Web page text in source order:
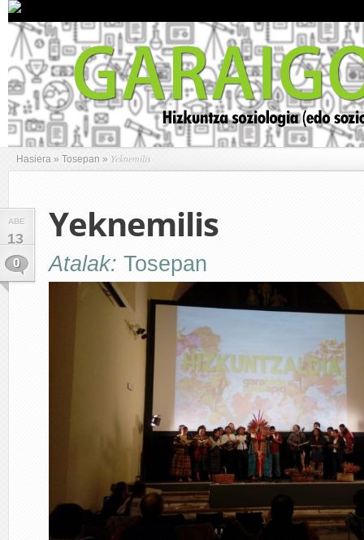
Hasiera » Tosepan » Yeknemilis
ABE
13
0
Yeknemilis
Atalak: Tosepan